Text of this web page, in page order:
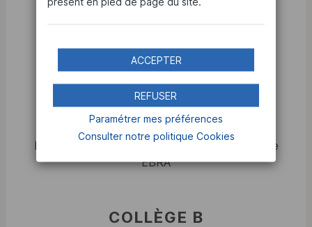
Administratrice du Crédit Mutuel Centre
Mathilde REUMAUX
Directrice des éditions LA NUEE BLEUE groupe
EBRA
COLLÈGE B
ACCEPTER
REFUSER
Paramétrer mes préférences
Consulter notre politique Cookies